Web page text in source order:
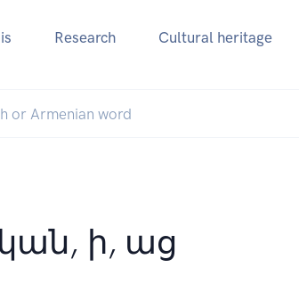
Research Cultural heritage
ի, աց